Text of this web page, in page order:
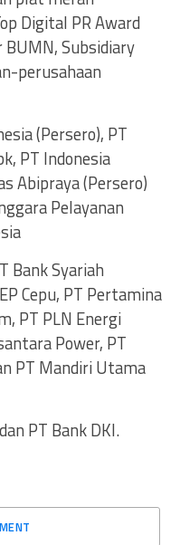
Digital PR Award
Subsidiary
perusahaan
(Persero), PT
PT Indonesia
Abipraya (Persero)
Pelayanan
Bank Syariah
Cepu, PT Pertamina
PT PLN Energi
Power, PT
PT Mandiri Utama
PT Bank DKI.